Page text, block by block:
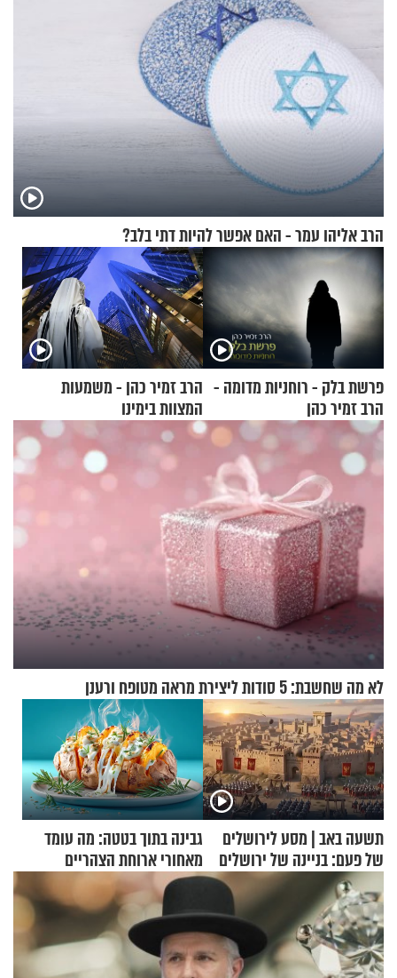
הרב אליהו עמר - האם אפשר להיות דתי בלב?
פרשת בלק - רוחניות מדומה -
הרב זמיר כהן
הרב זמיר כהן - משמעות
המצוות בימינו
לא מה שחשבת: 5 סודות ליצירת מראה מטופח ורענן
תשעה באב | מסע לירושלים
של פעם: בניינה של ירושלים
גבינה בתוך בטטה: מה עומד
מאחורי ארוחת הצהריים
שכבשה את הרשת?